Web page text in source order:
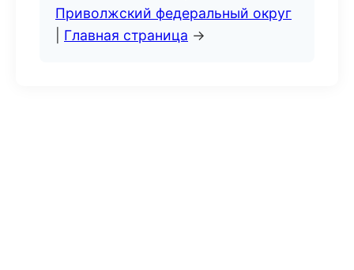
Приволжский федеральный округ
Главная страница →